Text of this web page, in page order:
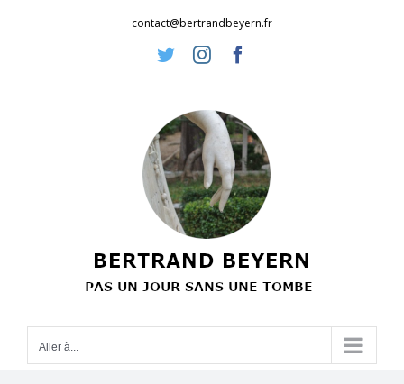
contact@bertrandbeyern.fr
TwitterInstagram
Aller à...